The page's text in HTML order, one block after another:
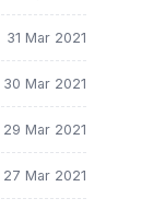
31 Mar 2021
30 Mar 2021
29 Mar 2021
27 Mar 2021